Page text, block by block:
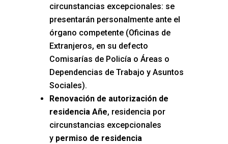
circunstancias excepcionales: se
presentarán personalmente ante el
órgano competente (Oficinas de
Extranjeros, en su defecto
Comisarías de Policía o Áreas o
Dependencias de Trabajo y Asuntos
Sociales).
Renovación de autorización de
residencia Añe, residencia por
circunstancias excepcionales
y permiso de residencia